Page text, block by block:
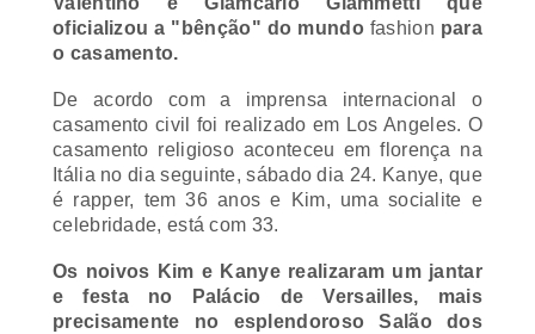
oficializou a "bênção" do mundo fashion para
o casamento.
De acordo com a imprensa internacional o
casamento civil foi realizado em Los Angeles. O
casamento religioso aconteceu em florença na
Itália no dia seguinte, sábado dia 24. Kanye, que
é rapper, tem 36 anos e Kim, uma socialite e
celebridade, está com 33.
Os noivos Kim e Kanye realizaram um jantar
e festa no Palácio de Versailles, mais
precisamente no esplendoroso Salão dos